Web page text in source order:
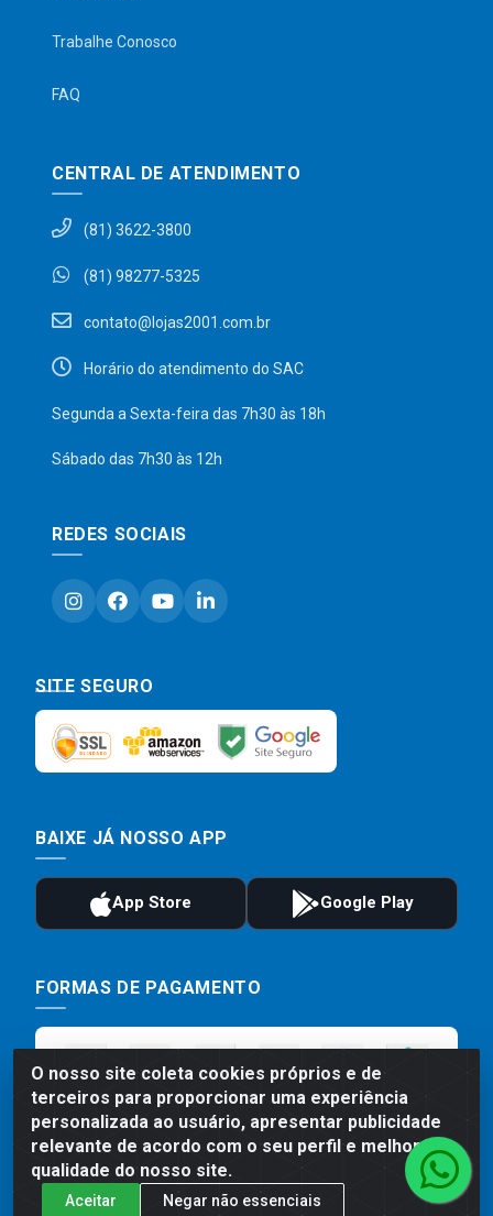
O nosso site coleta cookies próprios e de
terceiros para proporcionar uma experiência
personalizada ao usuário, apresentar publicidade
relevante de acordo com o seu perfil e melhorar a
qualidade do nosso site.
Aceitar Negar não essenciais
Trabalhe Conosco
FAQ
CENTRAL DE ATENDIMENTO
(81) 3622-3800
(81) 98277-5325
contato@lojas2001.com.br
Horário do atendimento do SAC
Segunda a Sexta-feira das 7h30 às 18h
Sábado das 7h30 às 12h
REDES SOCIAIS
SITE SEGURO
BAIXE JÁ NOSSO APP
FORMAS DE PAGAMENTO
Preços, promoções, condições de pagamento e frete são válidos